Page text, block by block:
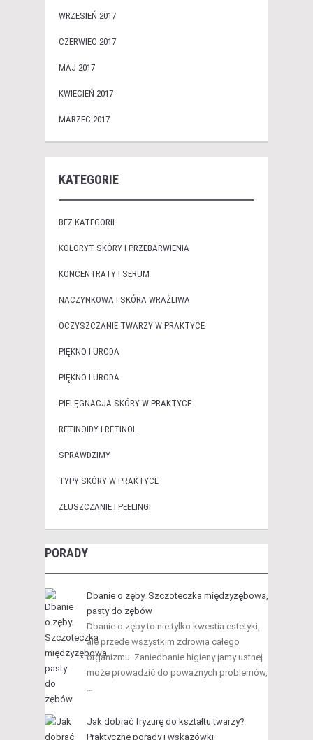
WRZESIEŃ 2017
CZERWIEC 2017
MAJ 2017
KWIECIEŃ 2017
MARZEC 2017
KATEGORIE
BEZ KATEGORII
KOLORYT SKÓRY I PRZEBARWIENIA
KONCENTRATY I SERUM
NACZYNKOWA I SKÓRA WRAŻLIWA
OCZYSZCZANIE TWARZY W PRAKTYCE
PIĘKNO I URODA
PIĘKNO I URODA
PIELĘGNACJA SKÓRY W PRAKTYCE
RETINOIDY I RETINOL
SPRAWDZIMY
TYPY SKÓRY W PRAKTYCE
ZŁUSZCZANIE I PEELINGI
PORADY
Dbanie o zęby. Szczoteczka międzyzębowa,
pasty do zębów
Dbanie o zęby to nie tylko kwestia estetyki,
ale przede wszystkim zdrowia całego
organizmu. Zaniedbanie higieny jamy ustnej
może prowadzić do poważnych problemów,
…
Jak dobrać fryzurę do kształtu twarzy?
Praktyczne porady i wskazówki